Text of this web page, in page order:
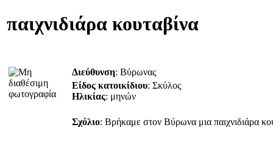
παιχνιδιάρα κουταβίνα
Διεύθυνση: Βύρωνας
Είδος κατοικίδιου: Σκύλος
Ηλικίας: μηνών
Σχόλιο: Βρήκαμε στον Βύρωνα μια παιχνιδιάρα